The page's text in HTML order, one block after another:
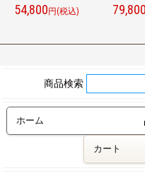
54,800円(税込) 79,800
商品検索
ホーム
カート